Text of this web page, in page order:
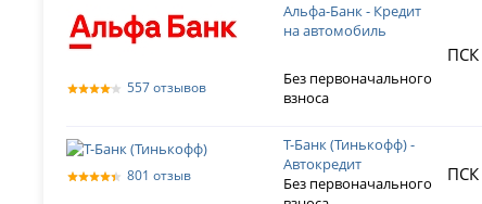
557 отзывов
Альфа-Банк - Кредит
на автомобиль
Без первоначального
взноса
ПСК
801 отзыв
Т-Банк (Тинькофф) -
Автокредит
Без первоначального
ПСК